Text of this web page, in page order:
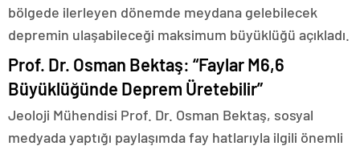
bölgede ilerleyen dönemde meydana gelebilecek
depremin ulaşabileceği maksimum büyüklüğü açıkladı.
Prof. Dr. Osman Bektaş: “Faylar M6,6
Büyüklüğünde Deprem Üretebilir”
Jeoloji Mühendisi Prof. Dr. Osman Bektaş, sosyal
medyada yaptığı paylaşımda fay hatlarıyla ilgili önemli